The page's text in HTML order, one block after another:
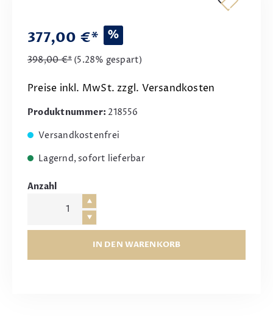
377,00 €* %
398,00 €* (5.28% gespart)
Preise inkl. MwSt. zzgl. Versandkosten
Produktnummer: 218556
Versandkostenfrei
Lagernd, sofort lieferbar
Anzahl
IN DEN WARENKORB